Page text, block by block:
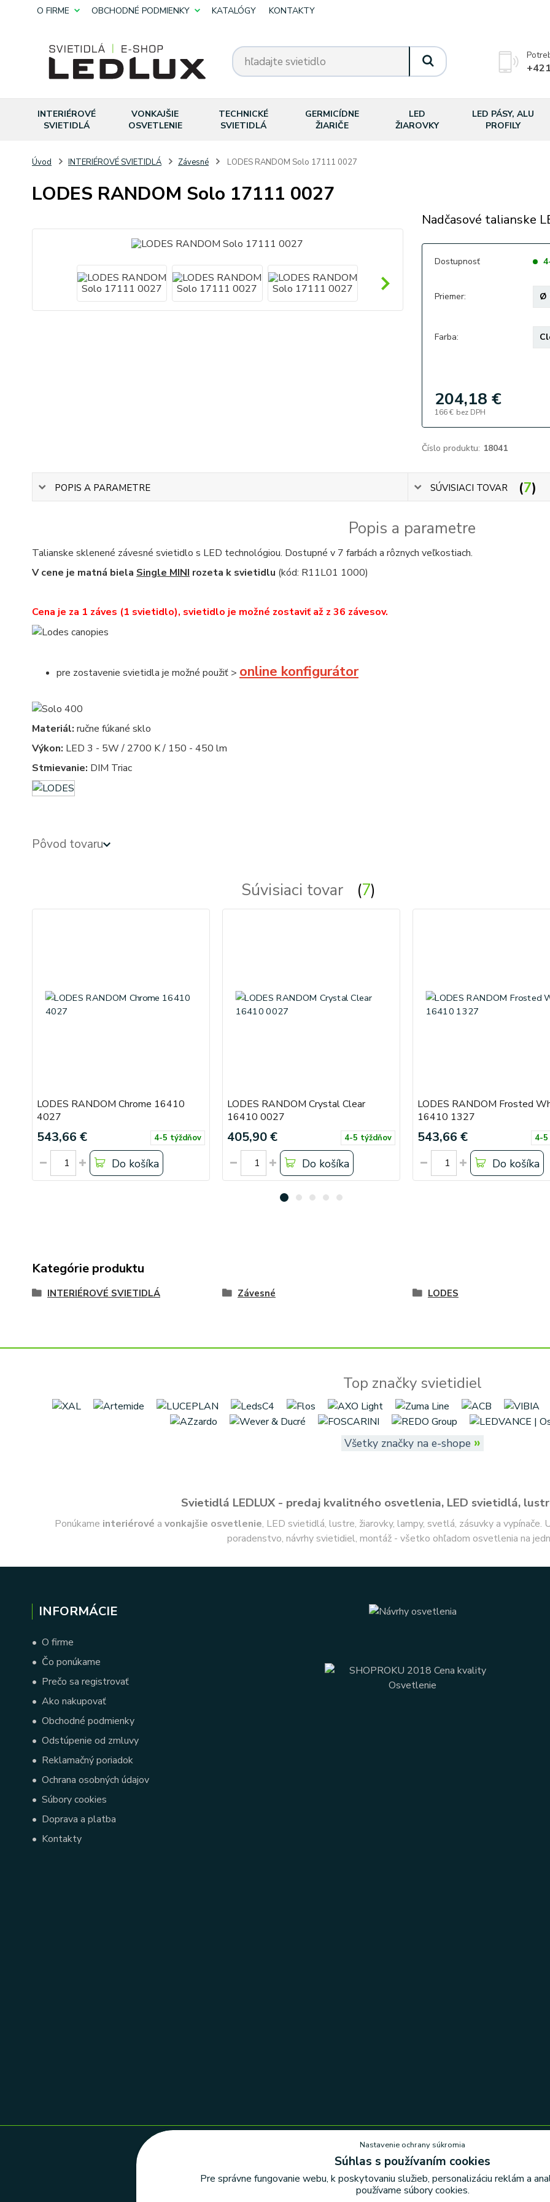
O FIRME OBCHODNÉ PODMIENKY KATALÓGY KONTAKTY
INTERIÉROVÉ
SVIETIDLÁ
VONKAJŠIE
OSVETLENIE
TECHNICKÉ
SVIETIDLÁ
GERMICÍDNE
ŽIARIČE
LED
ŽIAROVKY
LED PÁSY, ALU
PROFILY
Úvod INTERIÉROVÉ SVIETIDLÁ Závesné LODES RANDOM Solo 17111 0027
LODES RANDOM Solo 17111 0027
Nadčasové talianske
Dostupnosť
Priemer:
Farba:
204,18 €
166 € bez DPH
Číslo produktu: 18041
POPIS A PARAMETRE SÚVISIACI TOVAR 7
Popis a parametre
Talianske sklenené závesné svietidlo s LED technológiou. Dostupné v 7 farbách a rôznych veľkostiach.
V cene je matná biela Single MINI rozeta k svietidlu (kód: R11L01 1000)
Cena je za 1 záves (1 svietidlo), svietidlo je možné zostaviť až z 36 závesov.
pre zostavenie svietidla je možné použiť > online konfigurátor
Materiál: ručne fúkané sklo
Výkon: LED 3 - 5W / 2700 K / 150 - 450 lm
Stmievanie: DIM Triac
Pôvod tovaru
Súvisiaci tovar 7
LODES RANDOM Chrome 16410
4027
543,66 € 4-5 týždňov
Do košíka
LODES RANDOM Crystal Clear
16410 0027
405,90 € 4-5 týždňov
Do košíka
LODES RANDOM Frosted
16410 1327
543,66 € 4-
Do košíka
Kategórie produktu
INTERIÉROVÉ SVIETIDLÁ Závesné LODES
Top značky svietidiel
Všetky značky na e-shope »
Svietidlá LEDLUX - predaj kvalitného osvetlenia, LED svietidlá,
Ponúkame interiérové a vonkajšie osvetlenie, LED svietidlá, lustre, žiarovky, lampy, svetlá, zásuvky a
poradenstvo, návrhy svietidiel, montáž - všetko ohľadom osvetlenia na
INFORMÁCIE
• O firme
• Čo ponúkame
• Prečo sa registrovať
• Ako nakupovať
• Obchodné podmienky
• Odstúpenie od zmluvy
• Reklamačný poriadok
• Ochrana osobných údajov
• Súbory cookies
• Doprava a platba
• Kontakty
Nastavenie ochrany súkromia
Nastavenie ochrany súkromia
Súhlas s používaním cookies
Pre správne fungovanie webu, k poskytovaniu služieb, personalizáciu reklám a
používame súbory cookies.